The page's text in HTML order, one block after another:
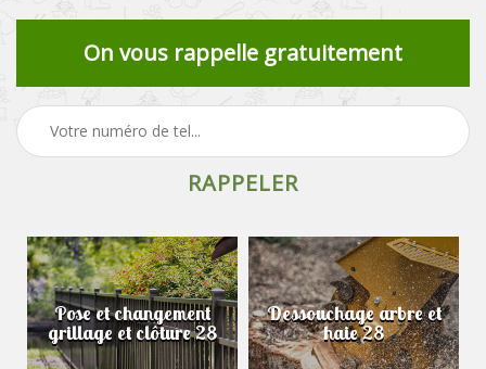
On vous rappelle gratuitement
Pose et changement
grillage et clôture 28
Dessouchage arbre et
haie 28